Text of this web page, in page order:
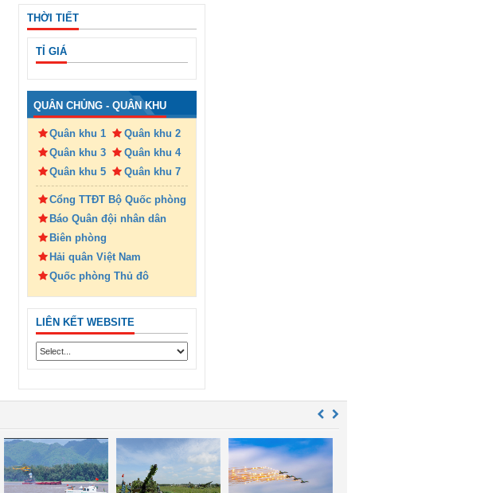
THỜI TIẾT
TỈ GIÁ
QUÂN CHỦNG - QUÂN KHU
Quân khu 1
Quân khu 2
Quân khu 3
Quân khu 4
Quân khu 5
Quân khu 7
Cổng TTĐT Bộ Quốc phòng
Báo Quân đội nhân dân
Biên phòng
Hải quân Việt Nam
Quốc phòng Thủ đô
LIÊN KẾT WEBSITE